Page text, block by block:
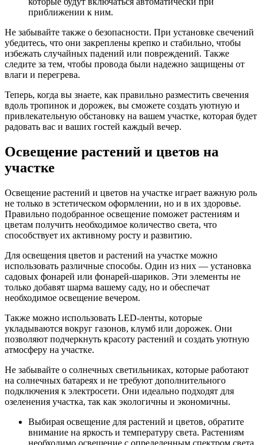
приближении к ним.
Не забывайте также о безопасности. При установке свечений
убедитесь, что они закреплены крепко и стабильно, чтобы
избежать случайных падений или повреждений. Также
следите за тем, чтобы провода были надежно защищены от
влаги и перегрева.
Теперь, когда вы знаете, как правильно разместить свечения
вдоль тропинок и дорожек, вы сможете создать уютную и
привлекательную обстановку на вашем участке, которая будет
радовать вас и ваших гостей каждый вечер.
Освещение растений и цветов на
участке
Освещение растений и цветов на участке играет важную роль
не только в эстетическом оформлении, но и в их здоровье.
Правильно подобранное освещение поможет растениям и
цветам получить необходимое количество света, что
способствует их активному росту и развитию.
Для освещения цветов и растений на участке можно
использовать различные способы. Один из них — установка
садовых фонарей или фонарей-шариков. Эти элементы не
только добавят шарма вашему саду, но и обеспечат
необходимое освещение вечером.
Также можно использовать LED-ленты, которые
укладываются вокруг газонов, клумб или дорожек. Они
позволяют подчеркнуть красоту растений и создать уютную
атмосферу на участке.
Не забывайте о солнечных светильниках, которые работают
на солнечных батареях и не требуют дополнительного
подключения к электросети. Они идеально подходят для
озеленения участка, так как экологичны и экономичны.
Выбирая освещение для растений и цветов, обратите
внимание на яркость и температуру света. Растениям
необходимо освещение с определенным спектром света